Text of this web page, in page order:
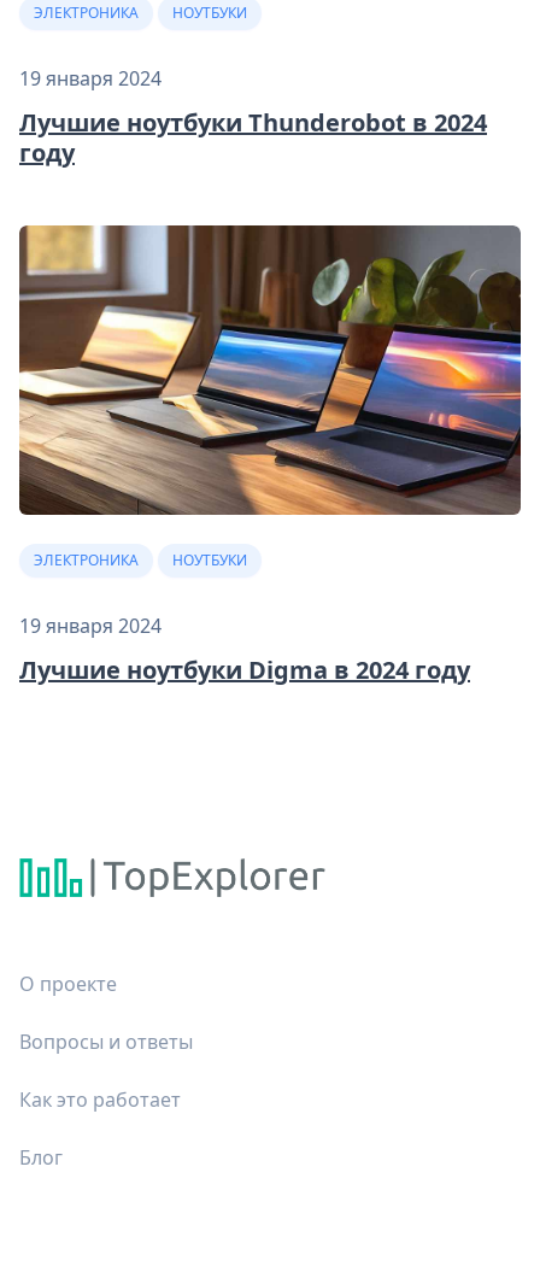
ЭЛЕКТРОНИКА НОУТБУКИ
19 января 2024
Лучшие ноутбуки Thunderobot в 2024
году
ЭЛЕКТРОНИКА НОУТБУКИ
19 января 2024
Лучшие ноутбуки Digma в 2024 году
О проекте
Вопросы и ответы
Как это работает
Блог